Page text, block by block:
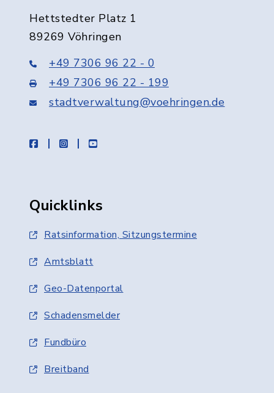
Hettstedter Platz 1
89269 Vöhringen
+49 7306 96 22 - 0
+49 7306 96 22 - 199
stadtverwaltung@voehringen.de
facebookinstagramyoutube
Quicklinks
Ratsinformation, Sitzungstermine
Amtsblatt
Geo-Datenportal
Schadensmelder
Fundbüro
Breitband